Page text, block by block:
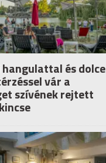
és dolce
vár a
szívének rejtett